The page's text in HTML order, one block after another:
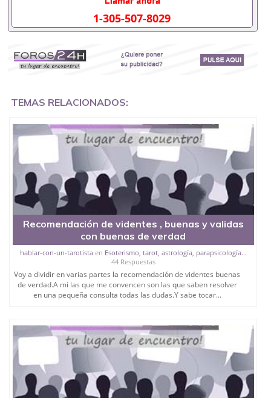
1-305-507-8029
TEMAS RELACIONADOS:
Recomendación de videntes , buenas y validas
con buenas de verdad
hablar-con-un-tarotistaen Esoterismo, tarot, astrología, parapsicología...
44 Respuestas
Voy a dividir en varias partes la recomendación de videntes buenas
de verdad.A mi las que me convencen son las que saben resolver
en una pequeña consulta todas las dudas.Y sabe tocar...